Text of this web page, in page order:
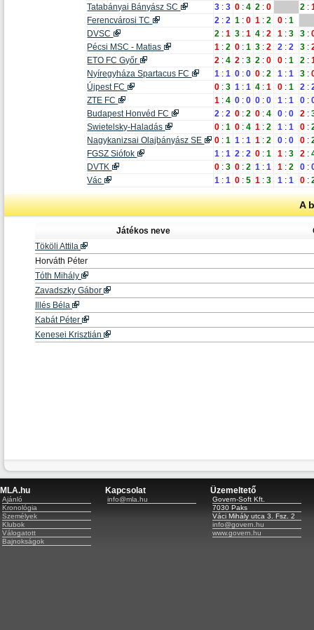
Tatabányai Bányász SC
3 : 3 0 : 4 2 : 0 2 :
Ferencvárosi TC
2 : 2 1 : 0 1 : 2 0 : 1
DVSC
2 : 1 3 : 1 4 : 2 1 : 3 3 :
Pécsi MSC - Matias
1 : 2 0 : 1 3 : 2 2 : 2 3 :
ETO FC Győr
2 : 4 2 : 3 2 : 0 0 : 1 2 :
Nyíregyháza Spartacus FC
1 : 1 0 : 0 0 : 2 1 : 1 3 :
Újpest FC
0 : 3 1 : 1 4 : 1 0 : 1 2 :
ZTE FC
1 : 4 0 : 0 0 : 0 1 : 1 0 :
Budapest Honvéd FC
2 : 2 0 : 2 0 : 4 0 : 0 2 :
Swietelsky-Haladás
0 : 1 0 : 4 1 : 2 1 : 1 0 :
Nagykanizsai Olajbányász SE
0 : 1 1 : 1 1 : 2 0 : 0 0 :
FGSZ Siófok
1 : 1 2 : 2 0 : 1 1 : 3 2 :
DVTK
0 : 3 0 : 2 1 : 1 1 : 2 0 :
Vác
1 : 1 0 : 5 1 : 3 1 : 1 0 :
A
Játékos neve
Tököli Attila
Horváth Péter
Tóth Mihály
Zavadszky Gábor
Illés Béla
Kabát Péter
Kenesei Krisztián
MLA.hu
Ajánló
Kronológia
Személyek
Klubok
Válogatott
Bajnokságok
Kapcsolat
info@mla.hu
Üzemeltető
Govern-Soft Kft.
7030 Paks
Váci Mihály utca 3. Fsz. 2
info@govern.hu
www.govern.hu